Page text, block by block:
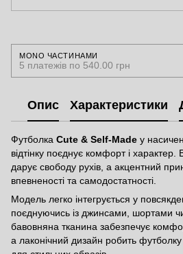
MONO ЧАСТИНАМИ
5 платежів по 540.00 грн
Опис Характеристики
Футболка Cute & Self-Made у
відтінку поєднує комфорт і характер.
дарує свободу рухів, а акцентний
впевненості та самодостатності.
Модель легко інтегрується у
поєднуючись із джинсами, шортами
бавовняна тканина забезпечує
а лаконічний дизайн робить